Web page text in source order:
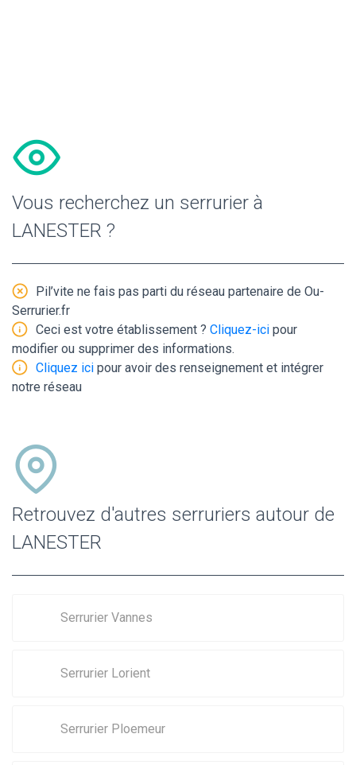
Vous recherchez un serrurier à
LANESTER ?
Pil’vite ne fais pas parti du réseau partenaire de Ou-
Serrurier.fr
Ceci est votre établissement ? Cliquez-ici pour
modifier ou supprimer des informations.
Cliquez ici pour avoir des renseignement et intégrer
notre réseau
Retrouvez d'autres serruriers autour de
LANESTER
Serrurier Vannes
Serrurier Lorient
Serrurier Ploemeur